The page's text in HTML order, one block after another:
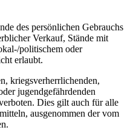
des persönlichen Gebrauchs
Verkauf, Stände mit
politischem oder
erlaubt.
kriegsverherrlichenden,
jugendgefährdenden
Dies gilt auch für alle
ausgenommen der vom